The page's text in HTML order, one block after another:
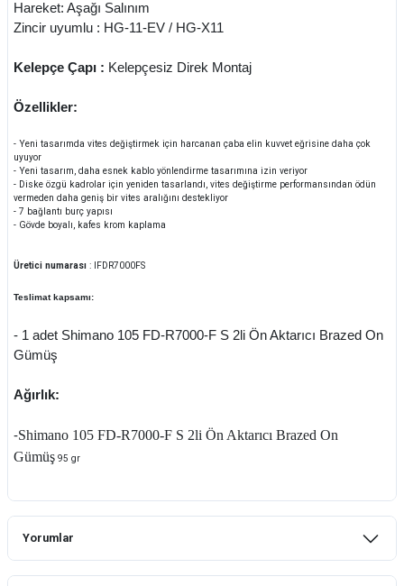
Hareket: Aşağı Salınım
Zincir uyumlu : HG-11-EV / HG-X11
Kelepçe Çapı : Kelepçesiz Direk Montaj
Özellikler:
- Yeni tasarımda vites değiştirmek için harcanan çaba elin kuvvet eğrisine daha çok
uyuyor
- Yeni tasarım, daha esnek kablo yönlendirme tasarımına izin veriyor
- Diske özgü kadrolar için yeniden tasarlandı, vites değiştirme performansından ödün
vermeden daha geniş bir vites aralığını destekliyor
- 7 bağlantı burç yapısı
- Gövde boyalı, kafes krom kaplama
Üretici numarası : IFDR7000FS
Teslimat kapsamı:
- 1 adet Shimano 105 FD-R7000-F S 2li Ön Aktarıcı Brazed On
Gümüş
Ağırlık:
-Shimano 105 FD-R7000-F S 2li Ön Aktarıcı Brazed On
Gümüş 95 gr
Yorumlar